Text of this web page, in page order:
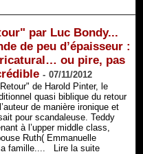
par Luc Bondy...
de peu d’épaisseur :
ou pire, pas
- 07/11/2012
de Harold Pinter, le
quasi biblique du retour
de manière ironique et
pour scandaleuse. Teddy
à l’upper middle class,
Ruth( Emmanuelle
famille....
Lire la suite